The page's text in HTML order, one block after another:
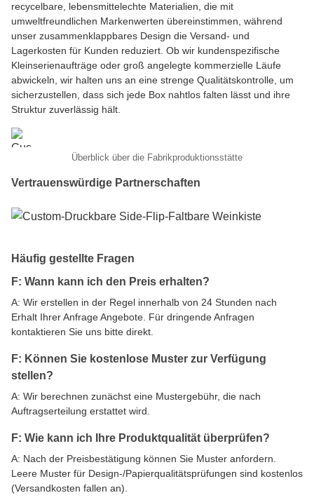
recycelbare, lebensmittelechte Materialien, die mit
umweltfreundlichen Markenwerten übereinstimmen, während
unser zusammenklappbares Design die Versand- und
Lagerkosten für Kunden reduziert. Ob wir kundenspezifische
Kleinserienaufträge oder groß angelegte kommerzielle Läufe
abwickeln, wir halten uns an eine strenge Qualitätskontrolle, um
sicherzustellen, dass sich jede Box nahtlos falten lässt und ihre
Struktur zuverlässig hält.
Überblick über die Fabrikproduktionsstätte
Vertrauenswürdige Partnerschaften
Häufig gestellte Fragen
F: Wann kann ich den Preis erhalten?
A: Wir erstellen in der Regel innerhalb von 24 Stunden nach
Erhalt Ihrer Anfrage Angebote. Für dringende Anfragen
kontaktieren Sie uns bitte direkt.
F: Können Sie kostenlose Muster zur Verfügung
stellen?
A: Wir berechnen zunächst eine Mustergebühr, die nach
Auftragserteilung erstattet wird.
F: Wie kann ich Ihre Produktqualität überprüfen?
A: Nach der Preisbestätigung können Sie Muster anfordern.
Leere Muster für Design-/Papierqualitätsprüfungen sind kostenlos
(Versandkosten fallen an).